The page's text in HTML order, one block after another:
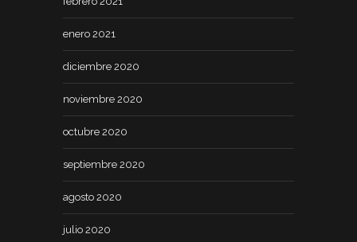
enero 2021
diciembre 2020
noviembre 2020
octubre 2020
septiembre 2020
agosto 2020
julio 2020